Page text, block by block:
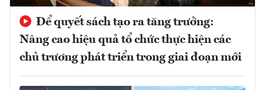
Để quyết sách tạo ra tăng trưởng:
Nâng cao hiệu quả tổ chức thực hiện các
chủ trương phát triển trong giai đoạn mới